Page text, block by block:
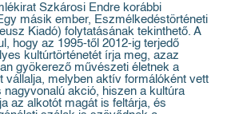
Szkárosi Endre korábbi
másik ember, Eszmélkedéstörténeti
Kiadó) folytatásának tekinthető. A
hogy az 1995-től 2012-ig terjedő
kultúrtörténetét írja meg, azaz
gyökerező művészeti életnek a
vállalja, melyben aktív formálóként vett
akció, hiszen a kultúra
az alkotót magát is feltárja, és